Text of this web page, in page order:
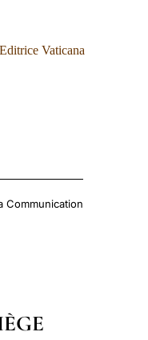
Vaticana
Communication